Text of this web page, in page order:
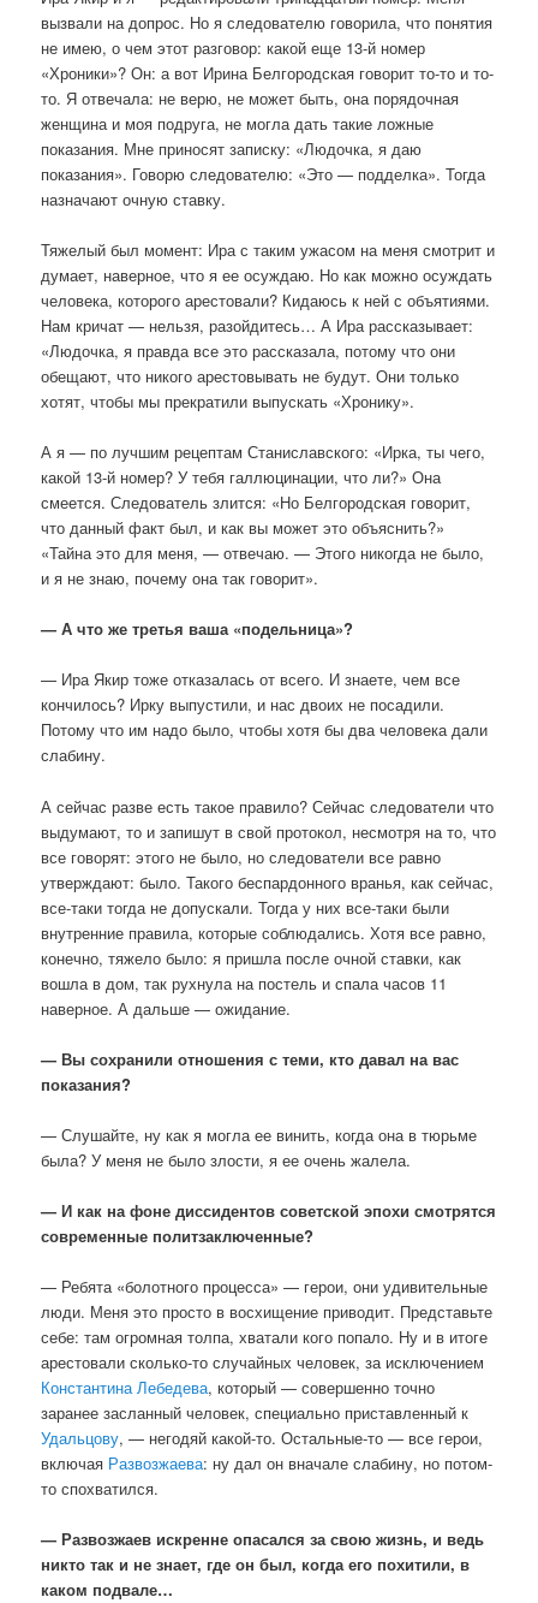
вызвали на допрос. Но я следователю говорила, что понятия
не имею, о чем этот разговор: какой еще 13-й номер
«Хроники»? Он: а вот Ирина Белгородская говорит то-то и то-
то. Я отвечала: не верю, не может быть, она порядочная
женщина и моя подруга, не могла дать такие ложные
показания. Мне приносят записку: «Людочка, я даю
показания». Говорю следователю: «Это — подделка». Тогда
назначают очную ставку.
Тяжелый был момент: Ира с таким ужасом на меня смотрит и
думает, наверное, что я ее осуждаю. Но как можно осуждать
человека, которого арестовали? Кидаюсь к ней с объятиями.
Нам кричат — нельзя, разойдитесь… А Ира рассказывает:
«Людочка, я правда все это рассказала, потому что они
обещают, что никого арестовывать не будут. Они только
хотят, чтобы мы прекратили выпускать «Хронику».
А я — по лучшим рецептам Станиславского: «Ирка, ты чего,
какой 13-й номер? У тебя галлюцинации, что ли?» Она
смеется. Следователь злится: «Но Белгородская говорит,
что данный факт был, и как вы может это объяснить?»
«Тайна это для меня, — отвечаю. — Этого никогда не было,
и я не знаю, почему она так говорит».
— А что же третья ваша «подельница»?
— Ира Якир тоже отказалась от всего. И знаете, чем все
кончилось? Ирку выпустили, и нас двоих не посадили.
Потому что им надо было, чтобы хотя бы два человека дали
слабину.
А сейчас разве есть такое правило? Сейчас следователи что
выдумают, то и запишут в свой протокол, несмотря на то, что
все говорят: этого не было, но следователи все равно
утверждают: было. Такого беспардонного вранья, как сейчас,
все-таки тогда не допускали. Тогда у них все-таки были
внутренние правила, которые соблюдались. Хотя все равно,
конечно, тяжело было: я пришла после очной ставки, как
вошла в дом, так рухнула на постель и спала часов 11
наверное. А дальше — ожидание.
— Вы сохранили отношения с теми, кто давал на вас
показания?
— Слушайте, ну как я могла ее винить, когда она в тюрьме
была? У меня не было злости, я ее очень жалела.
— И как на фоне диссидентов советской эпохи смотрятся
современные политзаключенные?
— Ребята «болотного процесса» — герои, они удивительные
люди. Меня это просто в восхищение приводит. Представьте
себе: там огромная толпа, хватали кого попало. Ну и в итоге
арестовали сколько-то случайных человек, за исключением
Константина Лебедева, который — совершенно точно
заранее засланный человек, специально приставленный к
Удальцову, — негодяй какой-то. Остальные-то — все герои,
включая Развозжаева: ну дал он вначале слабину, но потом-
то спохватился.
— Развозжаев искренне опасался за свою жизнь, и ведь
никто так и не знает, где он был, когда его похитили, в
каком подвале…